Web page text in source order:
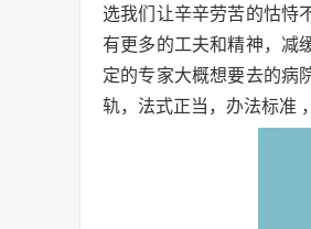
选我们让辛辛劳苦的怙恃
有更多的工夫和精神，减
定的专家大概想要去的病
轨，法式正当，办法标准